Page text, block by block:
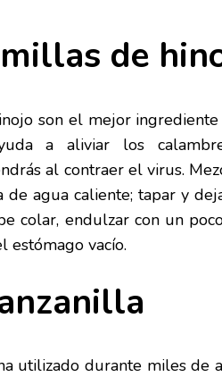
de
son el mejor
a aliviar los
al contraer el virus.
de agua caliente; tapar y
colar, endulzar con un
estómago vacío.
utilizado durante miles de